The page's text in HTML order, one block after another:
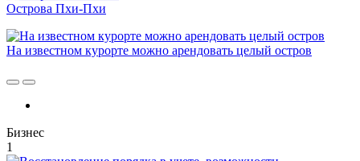
Острова Пхи-Пхи
На известном курорте можно арендовать целый остров
Бизнес
1